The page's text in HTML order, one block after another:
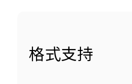
格式支持